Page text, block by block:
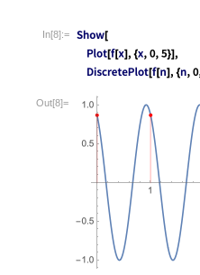
In[8]:=
Out[8]=